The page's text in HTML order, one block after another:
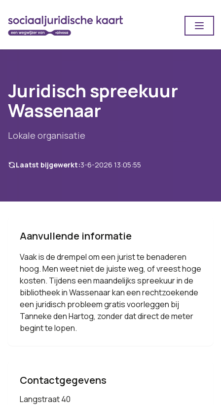
Juridisch spreekuur
Wassenaar
Lokale organisatie
Laatst bijgewerkt:3-6-2026 13:05:55
Aanvullende informatie
Vaak is de drempel om een jurist te benaderen
hoog. Men weet niet de juiste weg, of vreest hoge
kosten. Tijdens een maandelijks spreekuur in de
bibliotheek in Wassenaar kan een rechtzoekende
een juridisch probleem gratis voorleggen bij
Tanneke den Hartog, zonder dat direct de meter
begint te lopen.
Contactgegevens
Langstraat 40